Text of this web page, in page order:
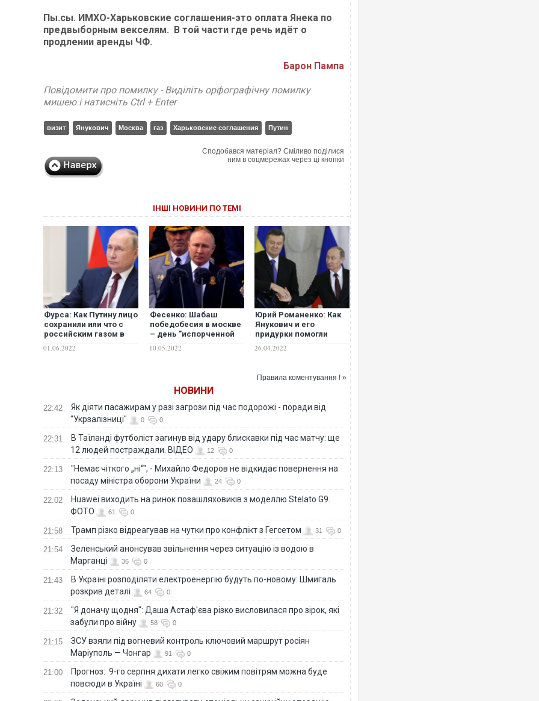
Пы.сы. ИМХО-Харьковские соглашения-это оплата Янека по
предвыборным векселям. В той части где речь идёт о
продлении аренды ЧФ.
Барон Пампа
Повідомити про помилку - Виділіть орфографічну помилку
мишею і натисніть Ctrl + Enter
визит Янукович Москва газ Харьковские соглашения Путин
Сподобався матеріал? Сміливо поділися
ним в соцмережах через ці кнопки
ІНШІ НОВИНИ ПО ТЕМІ
Фурса: Как Путину лицо
сохранили или что с
российским газом в
01.06.2022
Фесенко: Шабаш
победобесия в москве
– день "испорченной
10.05.2022
Юрий Романенко: Как
Янукович и его
придурки помогли
идиотскую войну с
26.04.2022
Правила коментування ! »
НОВИНИ
22:42
Як діяти пасажирам у разі загрози під час подорожі - поради від
"Укрзалізниці"
0 0
22:31
В Таїланді футболіст загинув від удару блискавки під час матчу: ще
12 людей постраждали. ВІДЕО
12 0
22:13
"Немає чіткого „ні“", - Михайло Федоров не відкидає повернення на
посаду міністра оборони України
24 0
22:02
Huawei виходить на ринок позашляховиків з моделлю Stelato G9.
ФОТО
61 0
21:58 Трамп різко відреагував на чутки про конфлікт з Гегсетом 31 0
21:54
Зеленський анонсував звільнення через ситуацію із водою в
Марганці
36 0
21:43
В Україні розподіляти електроенергію будуть по-новому: Шмигаль
розкрив деталі
64 0
21:32
"Я доначу щодня": Даша Астаф'єва різко висловилася про зірок, які
забули про війну
58 0
21:15
ЗСУ взяли під вогневий контроль ключовий маршрут росіян
Маріуполь — Чонгар
91 0
21:00
Прогноз: 9-го серпня дихати легко свіжим повітрям можна буде
повсюди в Україні
60 0